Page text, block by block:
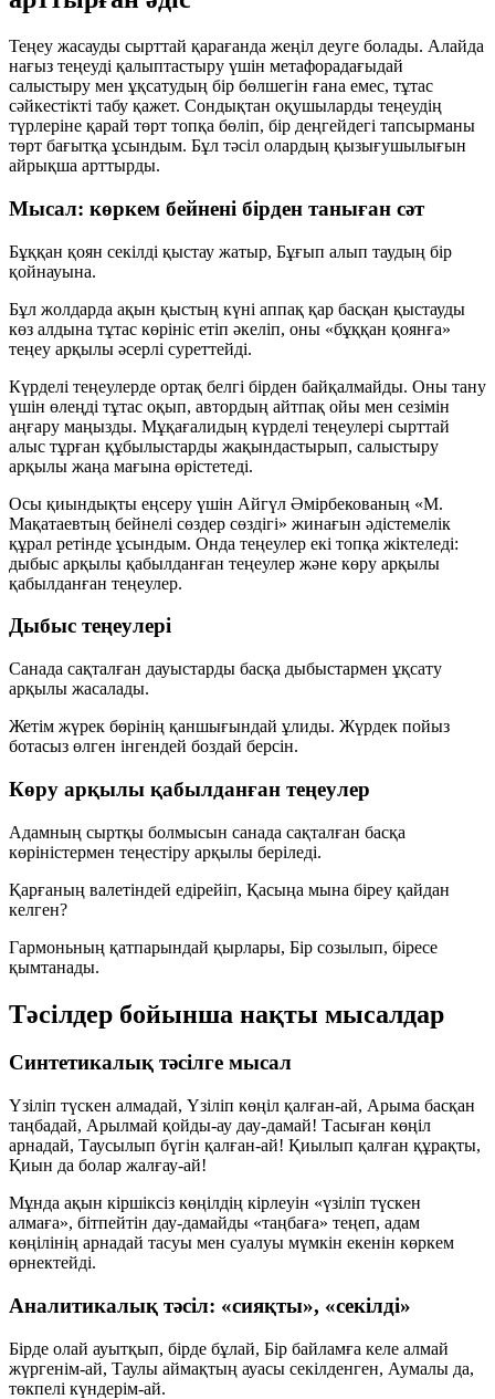
Теңеу жасауды сырттай қарағанда жеңіл деуге болады. Алайда
нағыз теңеуді қалыптастыру үшін метафорадағыдай
салыстыру мен ұқсатудың бір бөлшегін ғана емес, тұтас
сәйкестікті табу қажет. Сондықтан оқушыларды теңеудің
түрлеріне қарай төрт топқа бөліп, бір деңгейдегі тапсырманы
төрт бағытқа ұсындым. Бұл тәсіл олардың қызығушылығын
айрықша арттырды.
Мысал: көркем бейнені бірден таныған сәт
Бұққан қоян секілді қыстау жатыр, Бұғып алып таудың бір
қойнауына.
Бұл жолдарда ақын қыстың күні аппақ қар басқан қыстауды
көз алдына тұтас көрініс етіп әкеліп, оны «бұққан қоянға»
теңеу арқылы әсерлі суреттейді.
Күрделі теңеулерде ортақ белгі бірден байқалмайды. Оны тану
үшін өлеңді тұтас оқып, автордың айтпақ ойы мен сезімін
аңғару маңызды. Мұқағалидың күрделі теңеулері сырттай
алыс тұрған құбылыстарды жақындастырып, салыстыру
арқылы жаңа мағына өрістетеді.
Осы қиындықты еңсеру үшін Айгүл Әмірбекованың «М.
Мақатаевтың бейнелі сөздер сөздігі» жинағын әдістемелік
құрал ретінде ұсындым. Онда теңеулер екі топқа жіктеледі:
дыбыс арқылы қабылданған теңеулер және көру арқылы
қабылданған теңеулер.
Дыбыс теңеулері
Санада сақталған дауыстарды басқа дыбыстармен ұқсату
арқылы жасалады.
Жетім жүрек бөрінің қаншығындай ұлиды. Жүрдек пойыз
ботасыз өлген інгендей боздай берсін.
Көру арқылы қабылданған теңеулер
Адамның сыртқы болмысын санада сақталған басқа
көріністермен теңестіру арқылы беріледі.
Қарғаның валетіндей едірейіп, Қасыңа мына біреу қайдан
келген?
Гармоньның қатпарындай қырлары, Бір созылып, біресе
қымтанады.
Тәсілдер бойынша нақты мысалдар
Синтетикалық тәсілге мысал
Үзіліп түскен алмадай, Үзіліп көңіл қалған-ай, Арыма басқан
таңбадай, Арылмай қойды-ау дау-дамай! Тасыған көңіл
арнадай, Таусылып бүгін қалған-ай! Қиылып қалған құрақты,
Қиын да болар жалғау-ай!
Мұнда ақын кіршіксіз көңілдің кірлеуін «үзіліп түскен
алмаға», бітпейтін дау-дамайды «таңбаға» теңеп, адам
көңілінің арнадай тасуы мен суалуы мүмкін екенін көркем
өрнектейді.
Аналитикалық тәсіл: «сияқты», «секілді»
Бірде олай ауытқып, бірде бұлай, Бір байламға келе алмай
жүргенім-ай, Таулы аймақтың ауасы секілденген, Аумалы да,
төкпелі күндерім-ай.